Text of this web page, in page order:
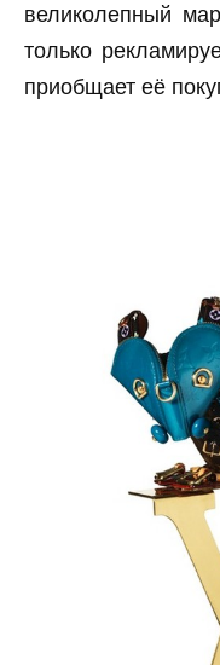
великолепный
только
приобщает её